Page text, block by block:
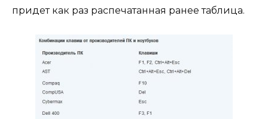
придет как раз распечатанная ранее таблица.